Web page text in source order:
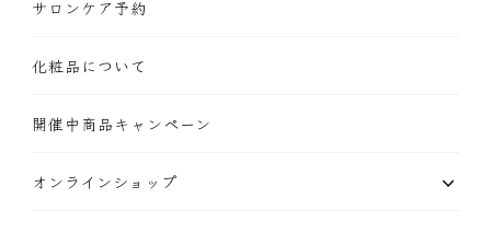
サロンケア予約
化粧品について
開催中商品キャンペーン
オンラインショップ